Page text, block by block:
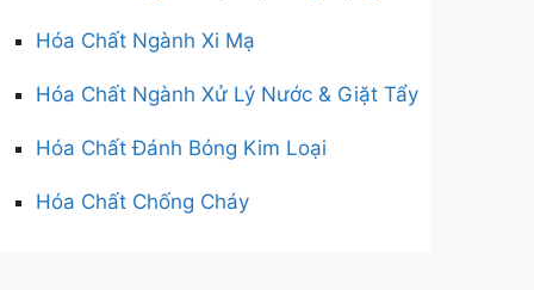
Hóa Chất Ngành Xi Mạ
Hóa Chất Ngành Xử Lý Nước & Giặt Tẩy
Hóa Chất Đánh Bóng Kim Loại
Hóa Chất Chống Cháy